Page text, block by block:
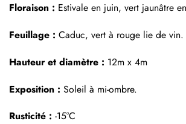
Floraison : Estivale en juin, vert jaunâtre
Feuillage : Caduc, vert à rouge lie de vin.
Hauteur et diamètre : 12m x 4m
Exposition : Soleil à mi-ombre.
Rusticité : -15°C